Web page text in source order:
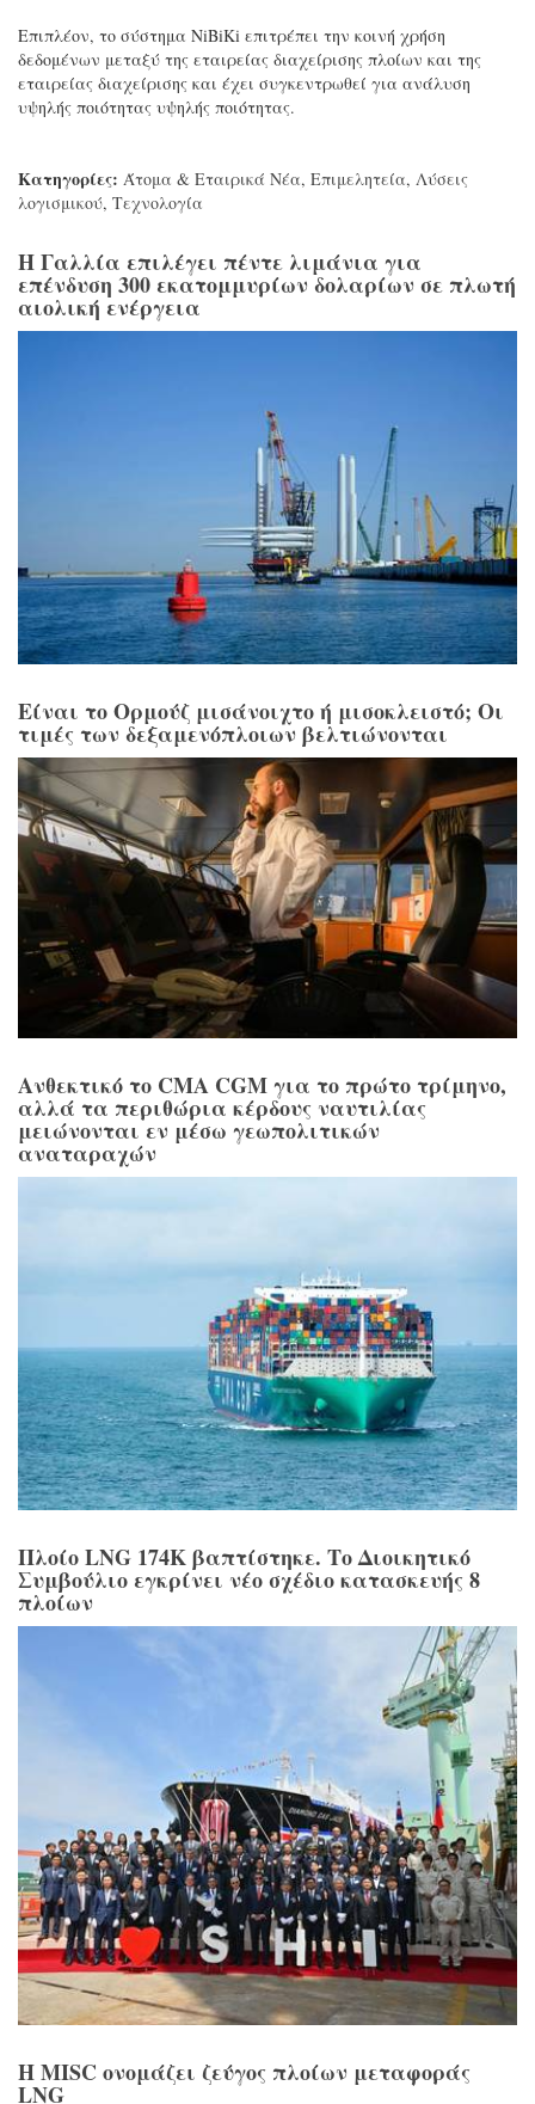
Επιπλέον, το σύστημα NiBiKi επιτρέπει την κοινή χρήση
δεδομένων μεταξύ της εταιρείας διαχείρισης πλοίων και της
εταιρείας διαχείρισης και έχει συγκεντρωθεί για ανάλυση
υψηλής ποιότητας υψηλής ποιότητας.
Κατηγορίες: Άτομα & Εταιρικά Νέα, Επιμελητεία, Λύσεις
λογισμικού, Τεχνολογία
Η Γαλλία επιλέγει πέντε λιμάνια για
επένδυση 300 εκατομμυρίων δολαρίων σε πλωτή
αιολική ενέργεια
Είναι το Ορμούζ μισάνοιχτο ή μισοκλειστό; Οι
τιμές των δεξαμενόπλοιων βελτιώνονται
Ανθεκτικό το CMA CGM για το πρώτο τρίμηνο,
αλλά τα περιθώρια κέρδους ναυτιλίας
μειώνονται εν μέσω γεωπολιτικών
αναταραχών
Πλοίο LNG 174K βαπτίστηκε. Το Διοικητικό
Συμβούλιο εγκρίνει νέο σχέδιο κατασκευής 8
πλοίων
Η MISC ονομάζει ζεύγος πλοίων μεταφοράς
LNG